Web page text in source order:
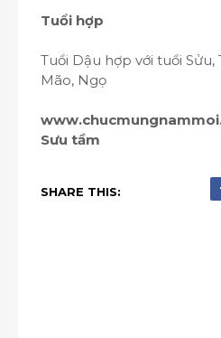
Tuổi hợp
Tuổi Dậu hợp với tuổi Sửu,
Mão, Ngọ
Sưu tầm
SHARE THIS: